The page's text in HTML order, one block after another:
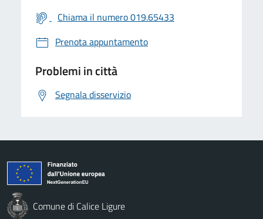
Chiama il numero 019.65433
Prenota appuntamento
Problemi in città
Segnala disservizio
Comune di Calice Ligure